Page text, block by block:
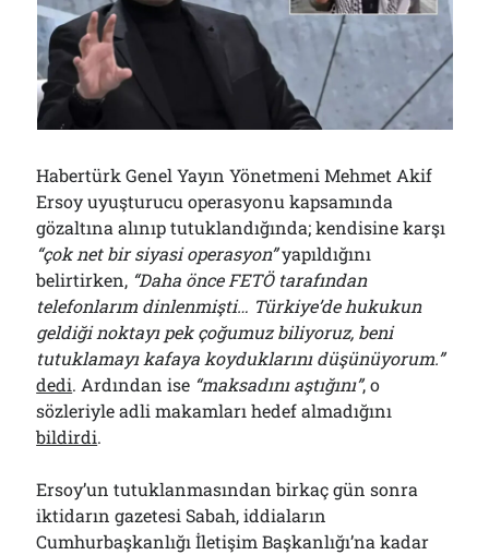
Çağırdı!..
31/07/2026
Arşivler
Habertürk Genel Yayın Yönetmeni Mehmet Akif
Ersoy uyuşturucu operasyonu kapsamında
gözaltına alınıp tutuklandığında; kendisine karşı
“çok net bir siyasi operasyon”yapıldığını
belirtirken, “Daha önce FETÖ tarafından
telefonlarım dinlenmişti… Türkiye’de hukukun
geldiği noktayı pek çoğumuz biliyoruz, beni
tutuklamayı kafaya koyduklarını düşünüyorum.”
dedi. Ardından ise “maksadını aştığını”, o
sözleriyle adli makamları hedef almadığını
bildirdi.
Ersoy’un tutuklanmasından birkaç gün sonra
iktidarın gazetesi Sabah, iddiaların
Cumhurbaşkanlığı İletişim Başkanlığı’na kadar